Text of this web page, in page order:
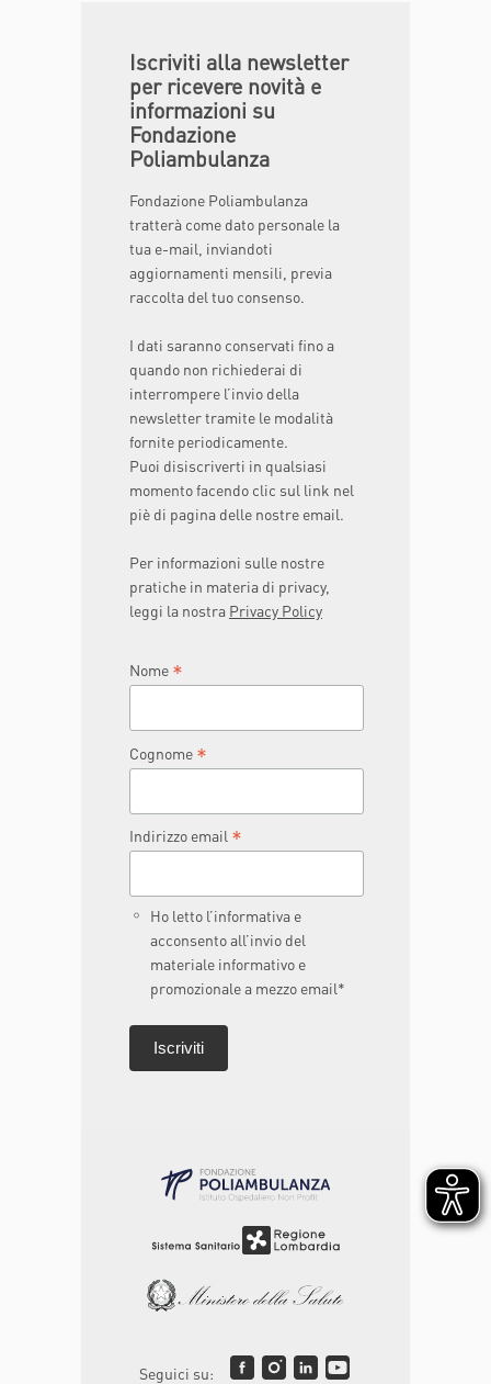
Iscriviti alla newsletter
per ricevere novità e
informazioni su
Fondazione
Poliambulanza
Fondazione Poliambulanza
tratterà come dato personale la
tua e-mail, inviandoti
aggiornamenti mensili, previa
raccolta del tuo consenso.
I dati saranno conservati fino a
quando non richiederai di
interrompere l’invio della
newsletter tramite le modalità
fornite periodicamente.
Puoi disiscriverti in qualsiasi
momento facendo clic sul link nel
piè di pagina delle nostre email.
Per informazioni sulle nostre
pratiche in materia di privacy,
leggi la nostra Privacy Policy
Nome *
Cognome *
Indirizzo email *
Ho letto l’informativa e
acconsento all’invio del
materiale informativo e
promozionale a mezzo email*
Seguici su: